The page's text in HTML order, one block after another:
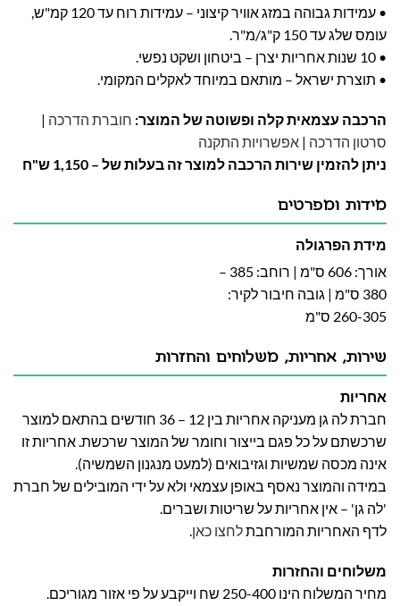
• עמידות גבוהה במזג אוויר קיצוני – עמידות רוח עד 120 קמ"ש,
עומס שלג עד 150 ק"ג/מ"ר.
• 10 שנות אחריות יצרן – ביטחון ושקט נפשי.
• תוצרת ישראל – מותאם במיוחד לאקלים המקומי.
הרכבה עצמאית קלה ופשוטה של המוצר: חוברת הדרכה |
סרטון הדרכה | אפשרויות התקנה
ניתן להזמין שירות הרכבה למוצר זה בעלות של – 1,150 ש"ח
מידות ומפרטים
מידת הפרגולה
אורך: 606 ס"מ | רוחב: 385 –
380 ס"מ | גובה חיבור לקיר:
260-305 ס"מ
שירות, אחריות, משלוחים והחזרות
אחריות
חברת לה גן מעניקה אחריות בין 12 – 36 חודשים בהתאם למוצר
שרכשתם על כל פגם בייצור וחומר של המוצר שרכשת. אחריות זו
אינה מכסה שמשיות וגזיבואים (למעט מנגנון השמשיה).
במידה והמוצר נאסף באופן עצמאי ולא על ידי המובילים של חברת
'לה גן' – אין אחריות על שריטות ושברים.
לדף האחריות המורחבתלחצו כאן.
משלוחים והחזרות
מחיר המשלוח הינו 250-400 שח וייקבע על פי אזור מגוריכם.